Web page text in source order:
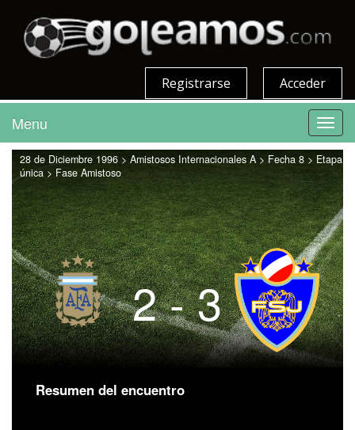
Acceder
Registrarse
Menu
28 de Diciembre 1996 > Amistosos Internacionales A > Fecha 8 > Etapa
única > Fase Amistoso
2 - 3
Resumen del encuentro